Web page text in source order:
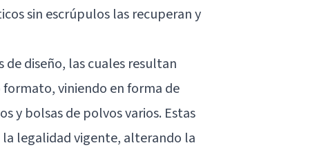
sin escrúpulos las recuperan y
de diseño, las cuales resultan
viniendo en forma de
y bolsas de polvos varios. Estas
legalidad vigente, alterando la